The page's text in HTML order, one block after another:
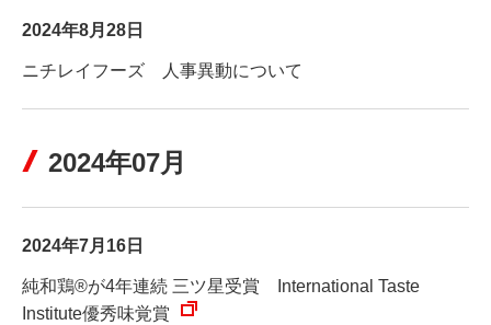
2024年8月28日
ニチレイフーズ 人事異動について
2024年07月
2024年7月16日
純和鶏®が4年連続 三ツ星受賞 International Taste
Institute優秀味覚賞